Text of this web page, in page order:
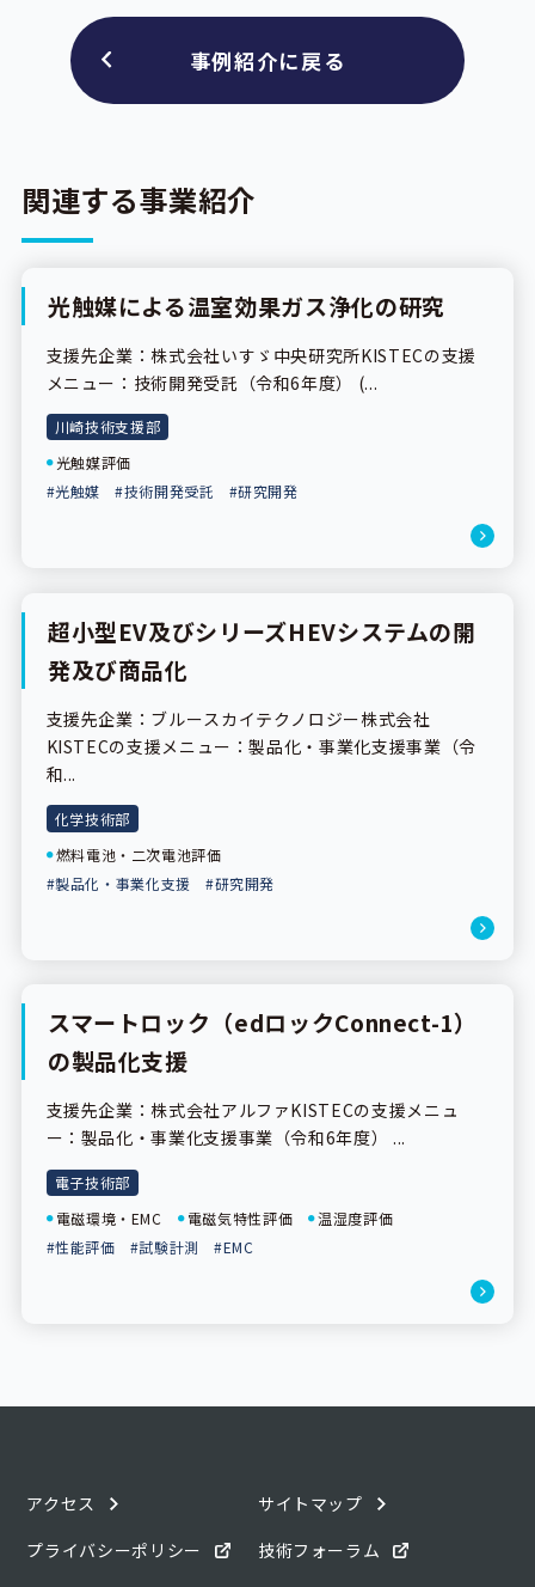
事例紹介に戻る
関連する事業紹介
事業紹介
光触媒による温室効果ガス浄化の研究
支援先企業：株式会社いすゞ中央研究所KISTECの支援
メニュー：技術開発受託（令和6年度） (...
川崎技術支援部
光触媒評価
#光触媒
#技術開発受託 #研究開発
事業紹介
超小型EV及びシリーズHEVシステムの開
発及び商品化
支援先企業：ブルースカイテクノロジー株式会社
KISTECの支援メニュー：製品化・事業化支援事業（令
和...
化学技術部
燃料電池・二次電池評価
#製品化・事業化支援
#研究開発
事業紹介
スマートロック（edロックConnect-1）
の製品化支援
支援先企業：株式会社アルファKISTECの支援メニュ
ー：製品化・事業化支援事業（令和6年度） ...
電子技術部
電磁環境・EMC
電磁気特性評価
温湿度評価
#性能評価
#試験計測 #EMC
アクセス
サイトマップ
プライバシーポリシー
技術フォーラム